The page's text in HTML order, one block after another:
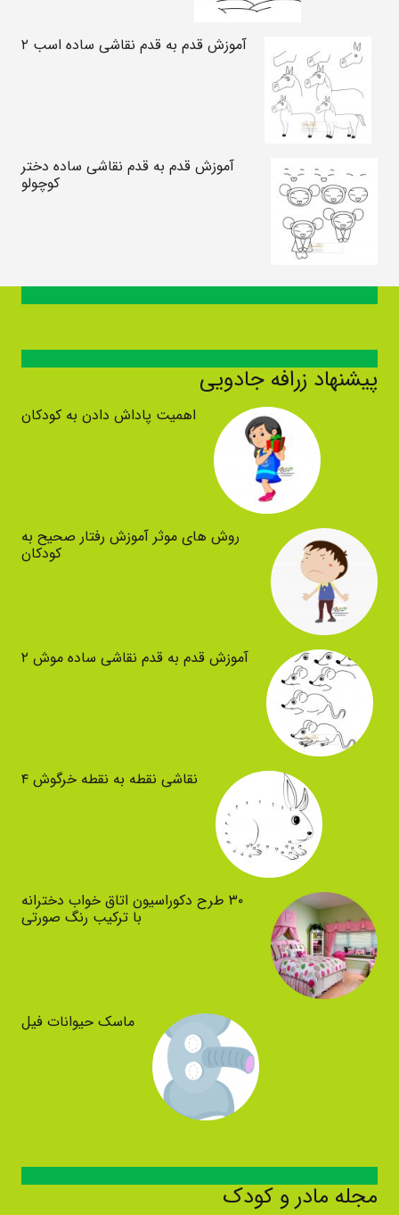
آموزش قدم به قدم نقاشی ساده اسب ۲
آموزش قدم به قدم نقاشی ساده دختر
کوچولو
پیشنهاد زرافه جادویی
اهمیت پاداش دادن به کودکان
روش های موثر آموزش رفتار صحیح به
کودکان
آموزش قدم به قدم نقاشی ساده موش ۲
نقاشی نقطه به نقطه خرگوش ۴
۳۰ طرح دکوراسیون اتاق خواب دخترانه
با ترکیب رنگ صورتی
ماسک حیوانات فیل
مجله مادر و کودک